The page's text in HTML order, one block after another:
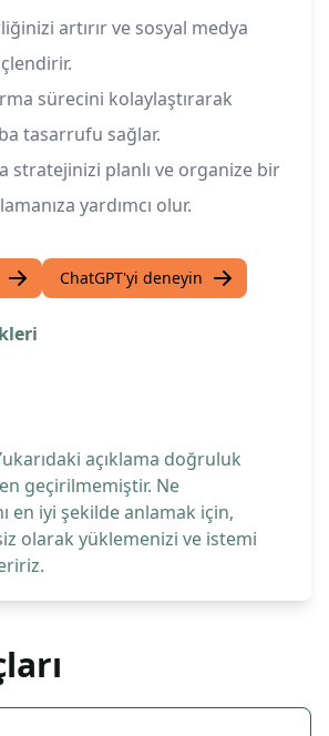
artırır ve sosyal medya
sürecini kolaylaştırarak
tasarrufu sağlar.
stratejinizi planlı ve organize bir
yardımcı olur.
ChatGPT'yi deneyin
açıklama doğruluk
geçirilmemiştir. Ne
en iyi şekilde anlamak için,
olarak yüklemenizi ve istemi